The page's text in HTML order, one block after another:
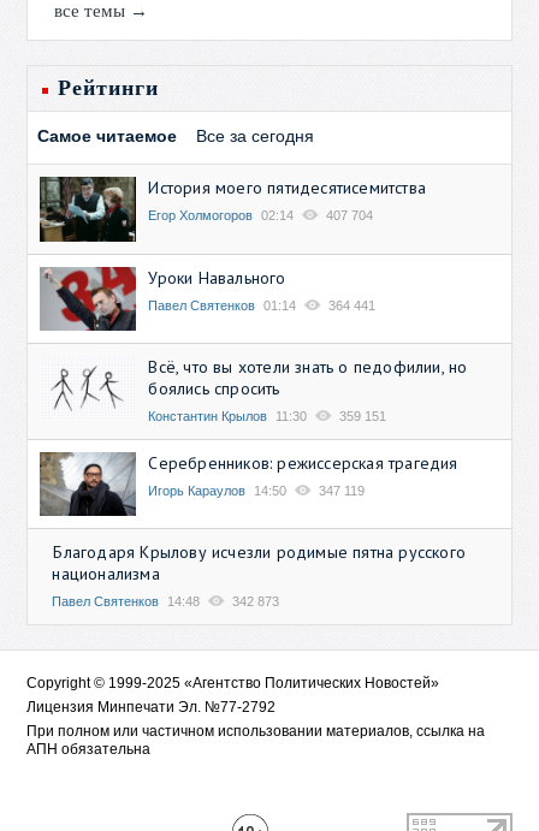
все темы →
Рейтинги
Самое читаемое Все за сегодня
История моего пятидесятисемитства
Егор Холмогоров 02:14 407 704
Уроки Навального
Павел Святенков 01:14 364 441
Всё, что вы хотели знать о педофилии, но
боялись спросить
Константин Крылов 11:30 359 151
Серебренников: режиссерская трагедия
Игорь Караулов 14:50 347 119
Благодаря Крылову исчезли родимые пятна русского
национализма
Павел Святенков 14:48 342 873
Copyright © 1999-2025 «Агентство Политических Новостей»
Лицензия Минпечати Эл. №77-2792
При полном или частичном использовании материалов, ссылка на
АПН обязательна